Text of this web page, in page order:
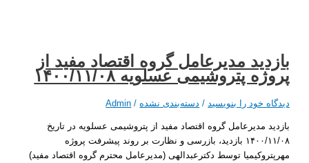
مدیرعامل گروه اقتصاد مفید از
پتروشیمی عسلویه ۱۴۰۰/۱۱/۰۸
خود را بنویسید / دسته‌بندی نشده/
Admin
مدیرعامل گروه اقتصاد مفید از پتروشیمی عسلویه در تاریخ
۱۴۰۰/۱۱/۰۸ بازدید، بازرسی و نظارت بر روند پیشرفت پروژه
توسط دکترعبدالهی (مدیرعامل محترم گروه اقتصاد مفید)